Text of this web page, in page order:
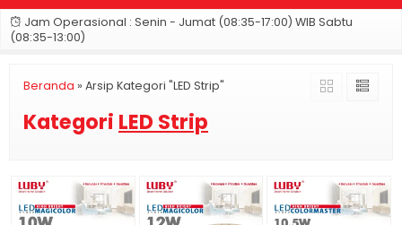
Jam Operasional : Senin - Jumat (08:35-17:00) WIB Sabtu
(08:35-13:00)
Beranda » Arsip Kategori "LED Strip"
Kategori LED Strip